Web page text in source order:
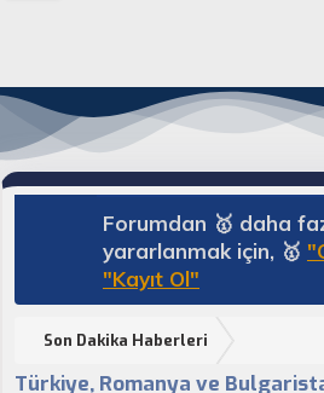
Forumdan 🥇 daha
yararlanmak için, 🥇
"Kayıt Ol"
Son Dakika Haberleri
Türkiye, Romanya ve